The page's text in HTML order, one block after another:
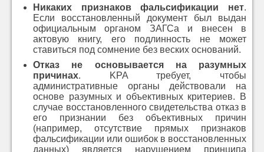
Никаких признаков фальсификации нет.
Если восстановленный документ был выдан
официальным органом ЗАГСа и внесен в
актовую книгу, его подлинность не может
ставиться под сомнение без веских оснований.
Отказ не основывается на разумных
причинах. KPA требует, чтобы
административные органы действовали на
основе разумных и объективных критериев. В
случае восстановленного свидетельства отказ в
его признании без объективных причин
(например, отсутствие прямых признаков
фальсификации или ошибок в восстановленных
данных) является нарушением принципа